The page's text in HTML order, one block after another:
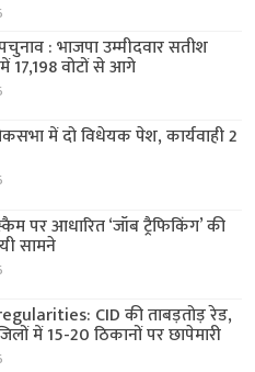
: भाजपा उम्मीदवार सतीश
17,198 वोटों से आगे
में दो विधेयक पेश, कार्यवाही 2
पर आधारित ‘जॉब ट्रैफिकिंग’ की
सामने
CID की ताबड़तोड़ रेड,
में 15-20 ठिकानों पर छापेमारी